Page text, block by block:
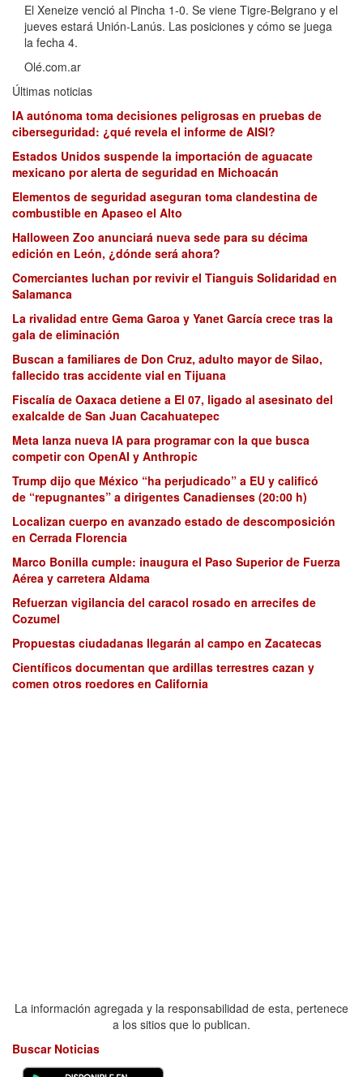
El Xeneize venció al Pincha 1-0. Se viene Tigre-Belgrano y el
jueves estará Unión-Lanús. Las posiciones y cómo se juega
la fecha 4.
Olé.com.ar
Últimas noticias
IA autónoma toma decisiones peligrosas en pruebas de
ciberseguridad: ¿qué revela el informe de AISI?
Estados Unidos suspende la importación de aguacate
mexicano por alerta de seguridad en Michoacán
Elementos de seguridad aseguran toma clandestina de
combustible en Apaseo el Alto
Halloween Zoo anunciará nueva sede para su décima
edición en León, ¿dónde será ahora?
Comerciantes luchan por revivir el Tianguis Solidaridad en
Salamanca
La rivalidad entre Gema Garoa y Yanet García crece tras la
gala de eliminación
Buscan a familiares de Don Cruz, adulto mayor de Silao,
fallecido tras accidente vial en Tijuana
Fiscalía de Oaxaca detiene a El 07, ligado al asesinato del
exalcalde de San Juan Cacahuatepec
Meta lanza nueva IA para programar con la que busca
competir con OpenAI y Anthropic
Trump dijo que México “ha perjudicado” a EU y calificó
de “repugnantes” a dirigentes Canadienses (20:00 h)
Localizan cuerpo en avanzado estado de descomposición
en Cerrada Florencia
Marco Bonilla cumple: inaugura el Paso Superior de Fuerza
Aérea y carretera Aldama
Refuerzan vigilancia del caracol rosado en arrecifes de
Cozumel
Propuestas ciudadanas llegarán al campo en Zacatecas
Científicos documentan que ardillas terrestres cazan y
comen otros roedores en California
La información agregada y la responsabilidad de esta, pertenece
a los sitios que lo publican.
Buscar Noticias